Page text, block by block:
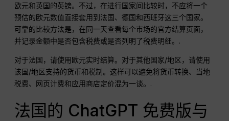
欧元和英国的英镑。不过，在进行国家间比较时，不应将一个
预估的欧元数值直接套用到法国、德国和西班牙这三个国家。
可靠的比较方法是，在同一天查看每个市场的官方结算页面，
并记录金额中是否包含税费或是否列明了税费明细。.
对于法国，请使用欧元实时结算。对于其他国家/地区，请使用
该国/地区支持的货币和税制。这样可以避免将货币转换、当地
税费、网页计费和应用商店定价混为一谈。.
法国的 ChatGPT 免费版与